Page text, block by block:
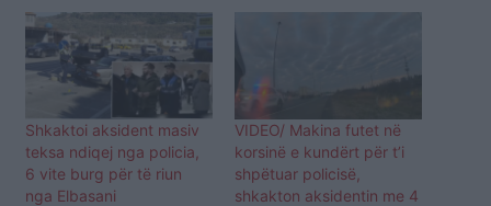
Shkaktoi aksident masiv
teksa ndiqej nga policia,
6 vite burg për të riun
nga Elbasani
VIDEO/ Makina futet në
korsinë e kundërt për t’i
shpëtuar policisë,
shkakton aksidentin me 4